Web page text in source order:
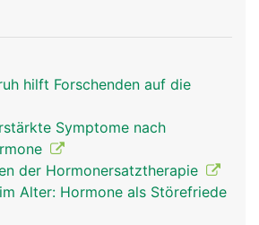
hilft Forschenden auf die
Symptome nach
der Hormonersatztherapie
Alter: Hormone als Störefriede